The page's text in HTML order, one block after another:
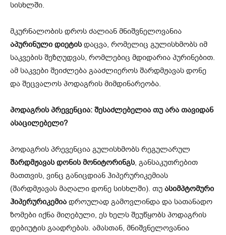
სისხლში.
მკურნალობის დროს ძალიან მნიშვნელოვანია
აპურინული დიეტისდაცვა, რომელიც გულისხმობს იმ
საკვების შეზღუდვას, რომლებიც მდიდარია პურინებით.
ამ საკვები შეიძლება გააძლიეროს შარდმჟავას დონე
და შეცვალოს პოდაგრის მიმდინარეობა.
პოდაგრის პრევენცია: შესაძლებელია თუ არა თავიდან
ასაცილებელი?
პოდაგრის პრევენცია გულისხმობს რეგულარულ
შარდმჟავას დონის მონიტორინგს, განსაკუთრებით
მათთვის, ვინც განიცდიან ჰიპერურიკემიას
(შარდმჟავას მაღალი დონე სისხლში). თუ ასიმპტომური
ჰიპერურიკემია დროულად გამოვლინდა და სათანადო
ზომები იქნა მიღებული, ეს ხელს შეუწყობს პოდაგრის
დებიუტის გაადრებას. ამასთან, მნიშვნელოვანია